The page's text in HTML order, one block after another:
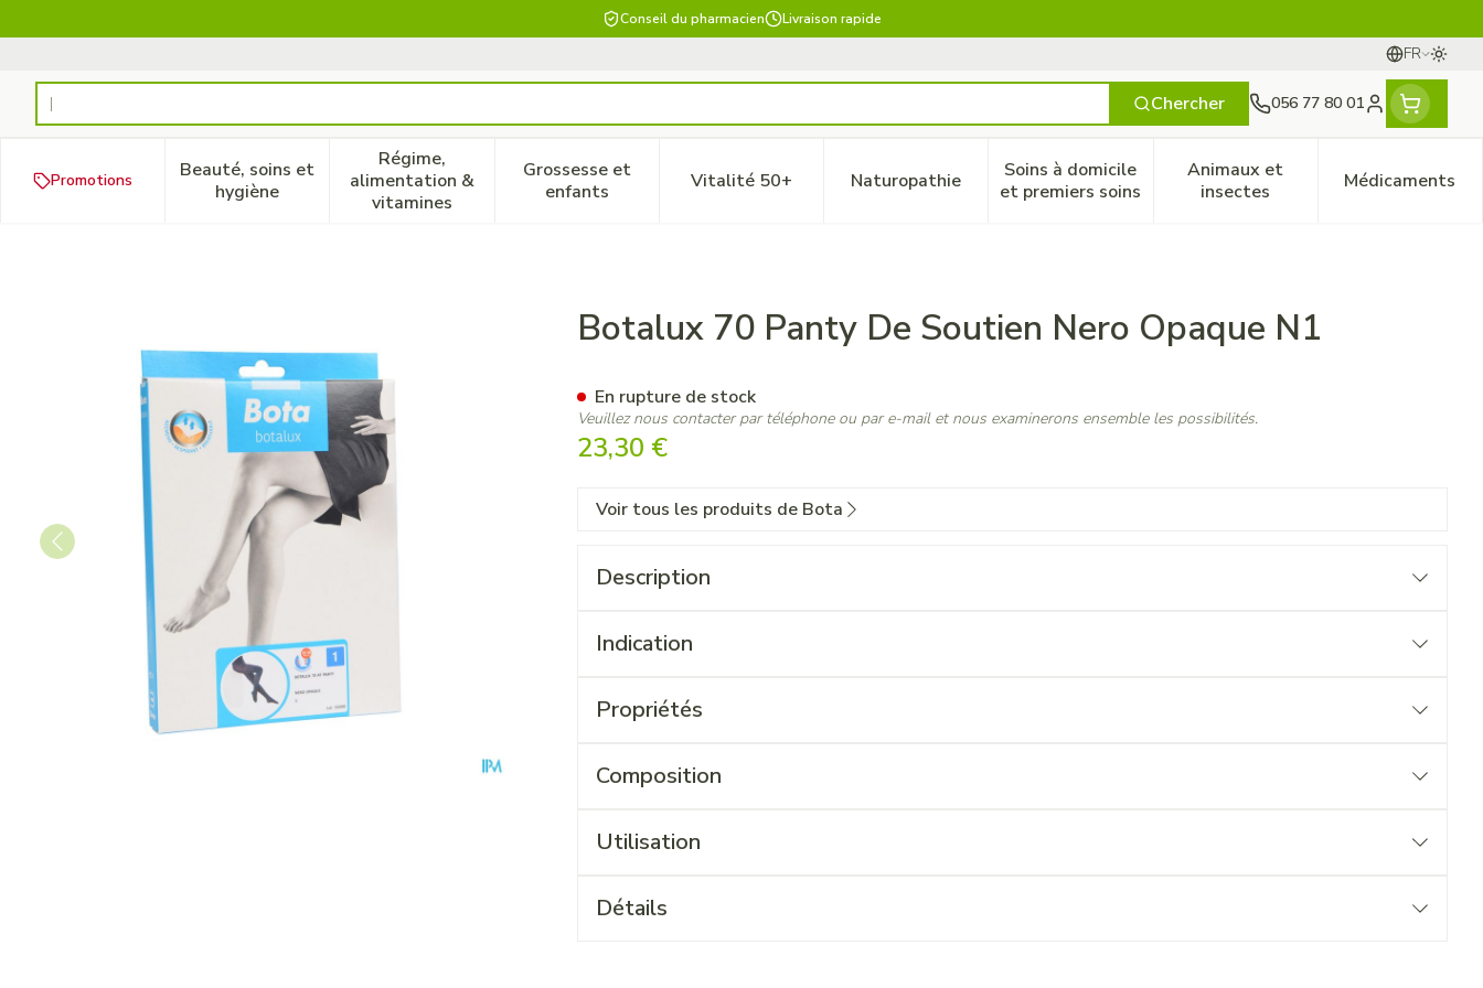
Conseil du pharmacien Livraison rapide
FR
Langues
Rechercher
Chercher 056 77 80 01
Menu client
Promotions
Beauté, soins et
hygièneAfficher le sous-menu pour la catégorie Beauté, soins et hygiène
Régime,
alimentation &
vitamines
Afficher le sous-menu pour la catégorie Régime, alimentation & vitamines
Grossesse et
enfantsAfficher le sous-menu pour la catégorie Grossesse et enfants
Vitalité 50+Afficher le sous-menu pour la catégorie Vitalité 50+
NaturopathieAfficher le sous-menu pour la catégorie Naturopathie
Soins à domicile
et premiers soinsAfficher le sous-menu pour la catégorie Soins à
Animaux et
insectesAfficher le sous-menu pour
Médicaments
Afficher
Botalux 70 Panty De Soutien Nero Opaque N1Botalux 70 Panty De Soutien Nero Opaque N1
23,30 €
En rupture de stock
Veuillez nous contacter par téléphone ou par e-mail et nous examinerons ensemble les possibilités.
Voir tous les produits de Bota
Description
Indication
Propriétés
Composition
Utilisation
Détails